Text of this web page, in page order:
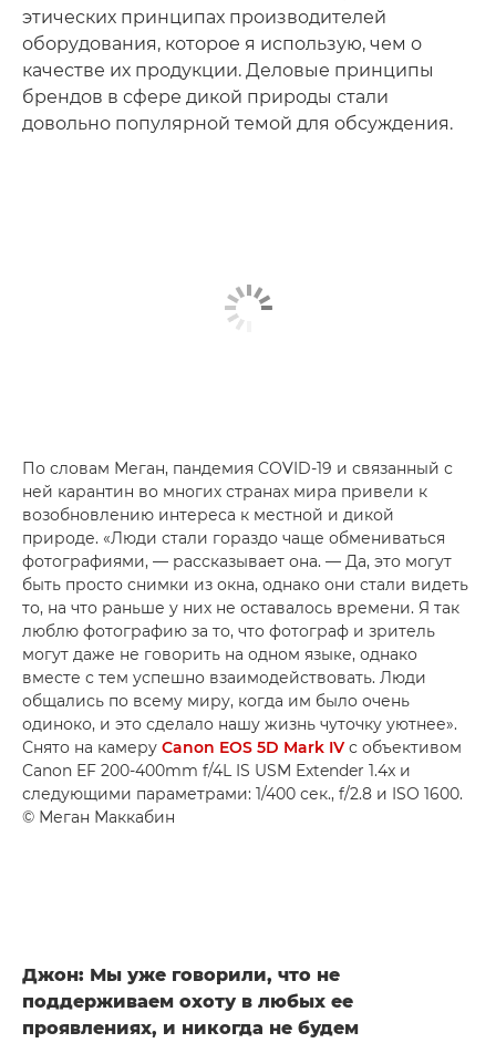
этических принципах производителей
оборудования, которое я использую, чем о
качестве их продукции. Деловые принципы
брендов в сфере дикой природы стали
довольно популярной темой для обсуждения.
По словам Меган, пандемия COVID-19 и связанный с
ней карантин во многих странах мира привели к
возобновлению интереса к местной и дикой
природе. «Люди стали гораздо чаще обмениваться
фотографиями, — рассказывает она. — Да, это могут
быть просто снимки из окна, однако они стали видеть
то, на что раньше у них не оставалось времени. Я так
люблю фотографию за то, что фотограф и зритель
могут даже не говорить на одном языке, однако
вместе с тем успешно взаимодействовать. Люди
общались по всему миру, когда им было очень
одиноко, и это сделало нашу жизнь чуточку уютнее».
Снято на камеру Canon EOS 5D Mark IV с объективом
Canon EF 200-400mm f/4L IS USM Extender 1.4x и
следующими параметрами: 1/400 сек., f/2.8 и ISO 1600.
© Меган Маккабин
Джон: Мы уже говорили, что не
поддерживаем охоту в любых ее
проявлениях, и никогда не будем